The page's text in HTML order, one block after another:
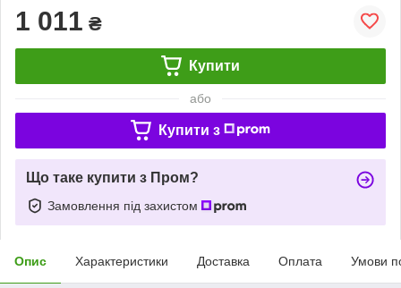
1 011 ₴
Купити
або
Купити з
Що таке купити з Пром?
Замовлення під захистом
Опис Характеристики Доставка Оплата Умови